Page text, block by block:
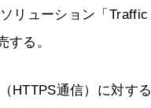
リューション「
する。
HTTPS通信）に対す